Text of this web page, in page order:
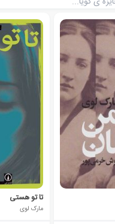
تا تو هستی
مارک لوی